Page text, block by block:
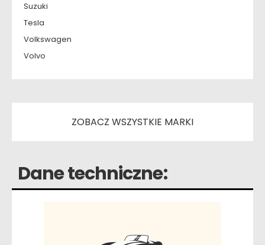
Suzuki
Tesla
Volkswagen
Volvo
ZOBACZ WSZYSTKIE MARKI
Dane techniczne: